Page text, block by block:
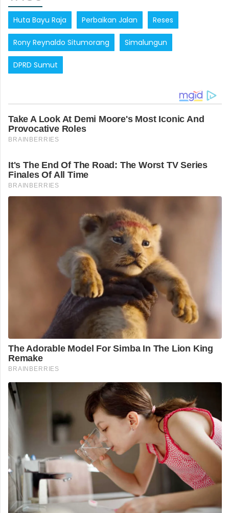
Huta Bayu Raja Perbaikan Jalan Reses
Rony Reynaldo Situmorang Simalungun
DPRD Sumut